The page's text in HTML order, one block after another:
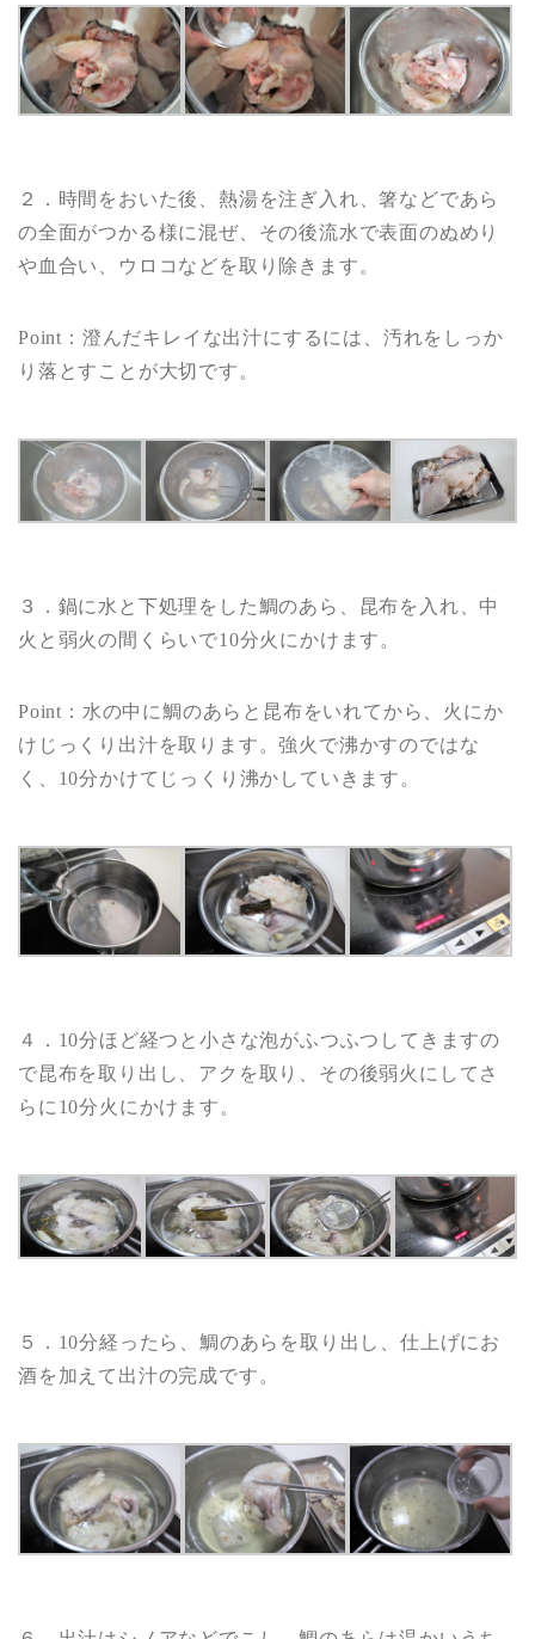
２．時間をおいた後、熱湯を注ぎ入れ、箸などであら
の全面がつかる様に混ぜ、その後流水で表面のぬめり
や血合い、ウロコなどを取り除きます。
Point：澄んだキレイな出汁にするには、汚れをしっか
り落とすことが大切です。
３．鍋に水と下処理をした鯛のあら、昆布を入れ、中
火と弱火の間くらいで10分火にかけます。
Point：水の中に鯛のあらと昆布をいれてから、火にか
けじっくり出汁を取ります。強火で沸かすのではな
く、10分かけてじっくり沸かしていきます。
４．10分ほど経つと小さな泡がふつふつしてきますの
で昆布を取り出し、アクを取り、その後弱火にしてさ
らに10分火にかけます。
５．10分経ったら、鯛のあらを取り出し、仕上げにお
酒を加えて出汁の完成です。